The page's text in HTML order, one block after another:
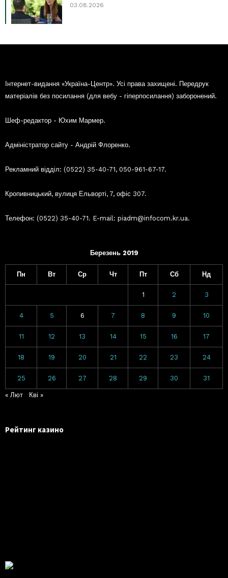
03.08.2026
Інтернет-видання «Україна-Центр». Усі права захищені. Передрук
матеріалів без посилання (для вебу - гіперпосилання) заборонений.
Шеф-редактор - Юхим Мармер.
Адміністратор сайту - Андрій Флоренко.
Рекламний відділ: (0522) 35-40-71, 050-961-67-17.
Кропивницький, вулиця Ельворті, 7, офіс 307.
Телефон: (0522) 35-40-71. E-mail: piadm@infocom.kr.ua.
Березень 2019
Пн Вт Ср Чт Пт Сб Нд
1 2 3
4 5 6 7 8 9 10
11 12 13 14 15 16 17
18 19 20 21 22 23 24
25 26 27 28 29 30 31
« Лют Кві »
Рейтинг казино